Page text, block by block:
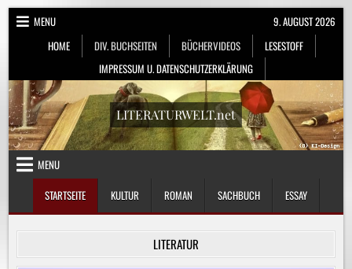
Skip
MENU
HOME
DIV. BUCHSEITEN BÜCHERVIDEOS
LESESTOFF
IMPRESSUM U. DATENSCHUTZERKLÄRUNG
9. AUGUST 2026
LITERATURWELT.net
MENU
STARTSEITE
KULTUR ROMAN SACHBUCH ESSAY
LITERATUR